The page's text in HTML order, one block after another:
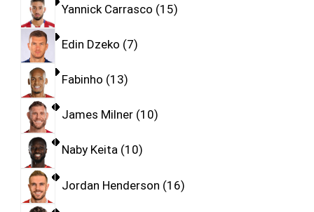
Yannick Carrasco 15
Edin Dzeko 7
Fabinho 13
James Milner 10
Naby Keita 10
Jordan Henderson 16